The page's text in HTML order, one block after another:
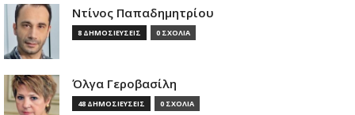
Ντίνος Παπαδημητρίου
8 ΔΗΜΟΣΙΕΥΣΕΙΣ 0 ΣΧΟΛΙΑ
Όλγα Γεροβασίλη
48 ΔΗΜΟΣΙΕΥΣΕΙΣ 0 ΣΧΟΛΙΑ